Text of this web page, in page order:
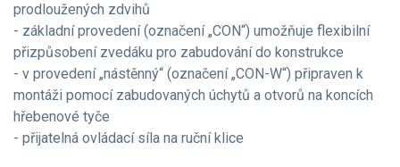
prodloužených zdvihů
- základní provedení (označení „CON“) umožňuje flexibilní
přizpůsobení zvedáku pro zabudování do konstrukce
- v provedení „nástěnný“ (označení „CON-W“) připraven k
montáži pomocí zabudovaných úchytů a otvorů na koncích
hřebenové tyče
- přijatelná ovládací síla na ruční klice